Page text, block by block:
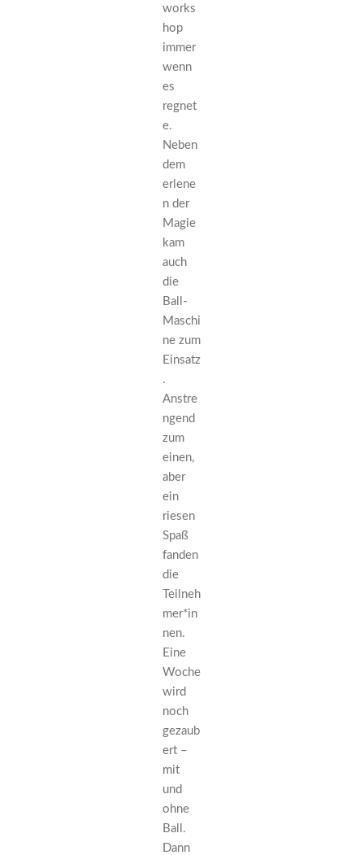
works
hop
immer
wenn
es
regnet
e.
Neben
dem
erlene
n der
Magie
kam
auch
die
Ball-
Maschi
ne zum
Einsatz
.
Anstre
ngend
zum
einen,
aber
ein
riesen
Spaß
fanden
die
Teilneh
mer*in
nen.
Eine
Woche
wird
noch
gezaub
ert –
mit
und
ohne
Ball.
Dann